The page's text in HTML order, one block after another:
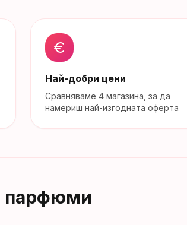
Най-добри цени
Сравняваме 4 магазина , за да
намериш най-изгодната оферта
парфюми